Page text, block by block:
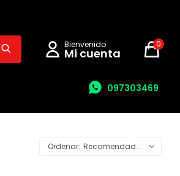
097303469
0
Recomendados